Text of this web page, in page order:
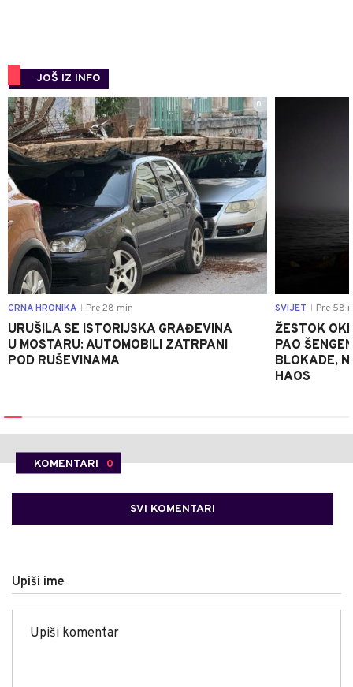
JOŠ IZ INFO
0
CRNA HRONIKA Pre 28 min
URUŠILA SE ISTORIJSKA GRAĐEVINA
U MOSTARU: AUTOMOBILI ZATRPANI
POD RUŠEVINAMA
SVIJET Pre 58
ŽESTOK
PAO
BLOKADE,
HAOS
KOMENTARI 0
SVI KOMENTARI
Upiši ime